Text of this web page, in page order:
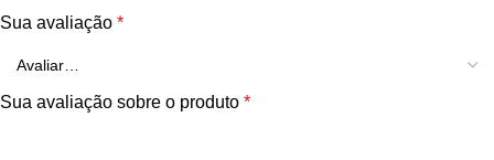
Sua avaliação *
Sua avaliação sobre o produto *